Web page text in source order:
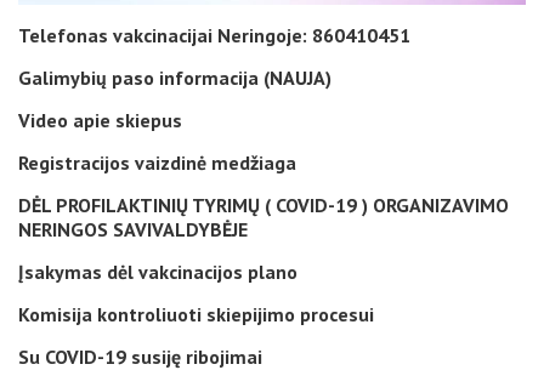
Telefonas vakcinacijai Neringoje: 860410451
Galimybių paso informacija (NAUJA)
Video apie skiepus
Registracijos vaizdinė medžiaga
DĖL PROFILAKTINIŲ TYRIMŲ ( COVID-19 ) ORGANIZAVIMO
NERINGOS SAVIVALDYBĖJE
Įsakymas dėl vakcinacijos plano
Komisija kontroliuoti skiepijimo procesui
Su COVID-19 susiję ribojimai